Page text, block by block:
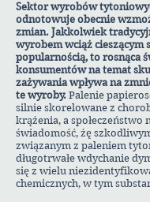
Sektor wyrobów
odnotowuje obecnie
zmian. Jakkolwiek
wyrobem wciąż cieszącym
popularnością, to rosnąca
konsumentów na temat
zażywania wpływa na
te wyroby. Palenie
silnie skorelowane z
krążenia, a społeczeństwo
świadomość, żę
związanym z paleniem
długotrwałe wdychanie
się z wielu
chemicznych, w tym